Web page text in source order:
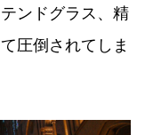
ンドグラス、精
圧倒されてしま